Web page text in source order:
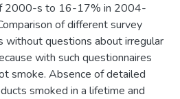
2000-s to 16-17% in 2004-
of different survey
without questions about irregular
with such questionnaires
smoke. Absence of detailed
smoked in a lifetime and